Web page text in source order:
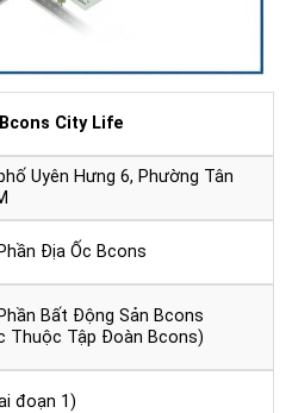
City Life
Uyên Hưng 6, Phường Tân
Địa Ốc Bcons
Bất Động Sản Bcons
Thuộc Tập Đoàn Bcons)
đoạn 1)